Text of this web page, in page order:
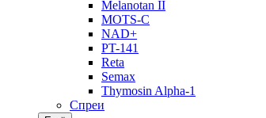
Melanotan II
MOTS-C
NAD+
PT-141
Reta
Semax
Thymosin Alpha-1
Спреи